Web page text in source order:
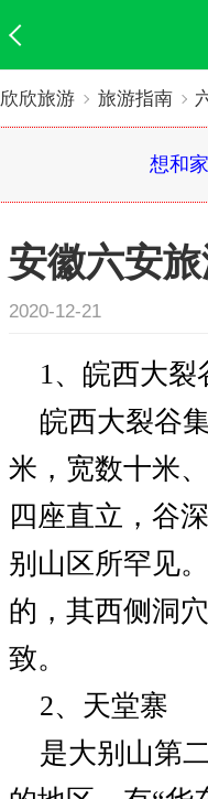
欣欣旅游 旅游指南
想和
安徽六安
2020-12-21
1、皖西大裂
皖西大裂谷集
米，宽数十米
四座直立，谷
别山区所罕见
的，其西侧洞
致。
2、天堂寨
是大别山第